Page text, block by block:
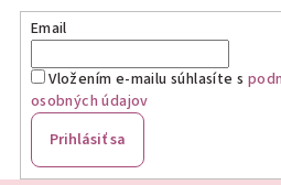
Email
Vložením e-mailu súhlasíte s
osobných údajov
Prihlásiť sa